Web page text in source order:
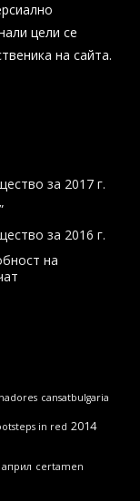
цели се
на сайта.
за 2017 г.
за 2016 г.
на
cansatbulgaria
in red 2014
април certamen